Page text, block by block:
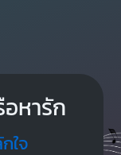
หารัก
ใจ